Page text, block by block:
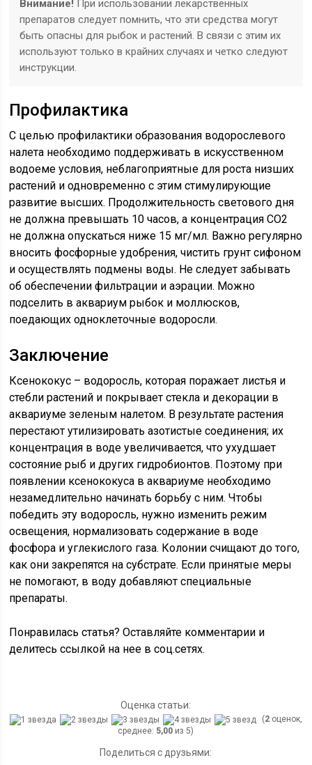
Внимание! При использовании лекарственных
препаратов следует помнить, что эти средства могут
быть опасны для рыбок и растений. В связи с этим их
используют только в крайних случаях и четко следуют
инструкции.
Профилактика
С целью профилактики образования водорослевого
налета необходимо поддерживать в искусственном
водоеме условия, неблагоприятные для роста низших
растений и одновременно с этим стимулирующие
развитие высших. Продолжительность светового дня
не должна превышать 10 часов, а концентрация СО2
не должна опускаться ниже 15 мг/мл. Важно регулярно
вносить фосфорные удобрения, чистить грунт сифоном
и осуществлять подмены воды. Не следует забывать
об обеспечении фильтрации и аэрации. Можно
подселить в аквариум рыбок и моллюсков,
поедающих одноклеточные водоросли.
Заключение
Ксенококус – водоросль, которая поражает листья и
стебли растений и покрывает стекла и декорации в
аквариуме зеленым налетом. В результате растения
перестают утилизировать азотистые соединения; их
концентрация в воде увеличивается, что ухудшает
состояние рыб и других гидробионтов. Поэтому при
появлении ксенококуса в аквариуме необходимо
незамедлительно начинать борьбу с ним. Чтобы
победить эту водоросль, нужно изменить режим
освещения, нормализовать содержание в воде
фосфора и углекислого газа. Колонии счищают до того,
как они закрепятся на субстрате. Если принятые меры
не помогают, в воду добавляют специальные
препараты.
Понравилась статья? Оставляйте комментарии и
делитесь ссылкой на нее в соц.сетях.
Оценка статьи:
(2оценок,
среднее: 5,00 из 5)
Поделиться с друзьями: